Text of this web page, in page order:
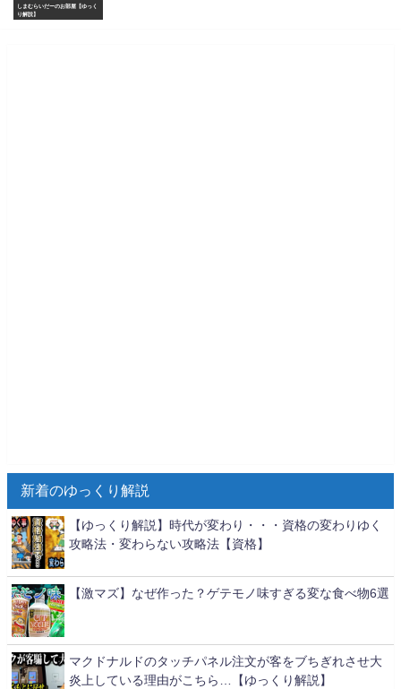
しまむらいだーのお部屋【ゆっく
り解説】
新着のゆっくり解説
【ゆっくり解説】時代が変わり・・・資格の変わりゆく
攻略法・変わらない攻略法【資格】
【激マズ】なぜ作った？ゲテモノ味すぎる変な食べ物6選
マクドナルドのタッチパネル注文が客をブちぎれさせ大
炎上している理由がこちら…【ゆっくり解説】